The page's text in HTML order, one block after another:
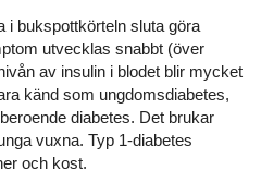
i bukspottkörteln sluta göra
utvecklas snabbt (över
av insulin i blodet blir mycket
känd som ungdomsdiabetes,
diabetes. Det brukar
vuxna. Typ 1-diabetes
och kost.